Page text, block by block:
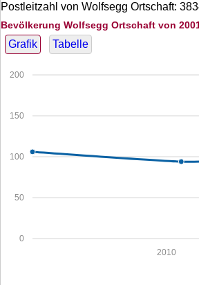
Postleitzahl von Wolfsegg Ortschaft:
Bevölkerung Wolfsegg Ortschaft von
Grafik Tabelle
0
50
100
150
200
2010